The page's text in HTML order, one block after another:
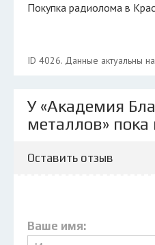
Покупка радиолома в
ID 4026. Данные актуальны
У «Академия
металлов» пока
Оставить отзыв
Ваше имя: